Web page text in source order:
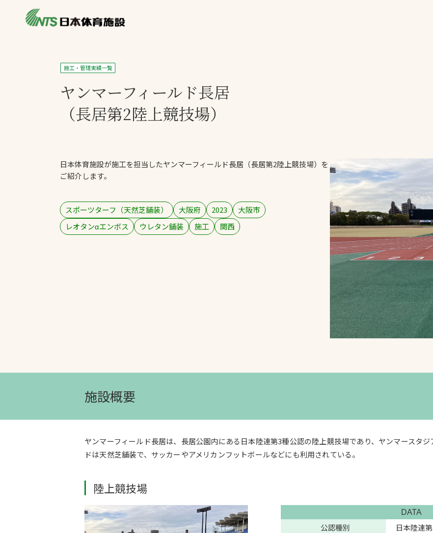
ニュース
ライブラリ
施設別一覧を見る
主力製品
熱中症対策ミスト
パークマネジメント
スポーツターフ（芝
施工・管理実績
施工・管理実績一覧
ヤンマーフィールド長居
（長居第2陸上競技場）
日本体育施設が施工を担当したヤンマーフィールド長居（長居第2陸上競技場）を
ご紹介します。
スポーツターフ（天然芝舗装） 大阪府 2023
大阪市
レオタンαエンボス
ウレタン舗装 施工 関西
施設概要
ヤンマーフィールド長居は、長居公園内にある日本陸連第3種公認の陸上競技場であり、ヤンマースタ
ドは天然芝舗装で、サッカーやアメリカンフットボールなどにも利用されている。
陸上競技場
DATA
公認種別
日本陸連